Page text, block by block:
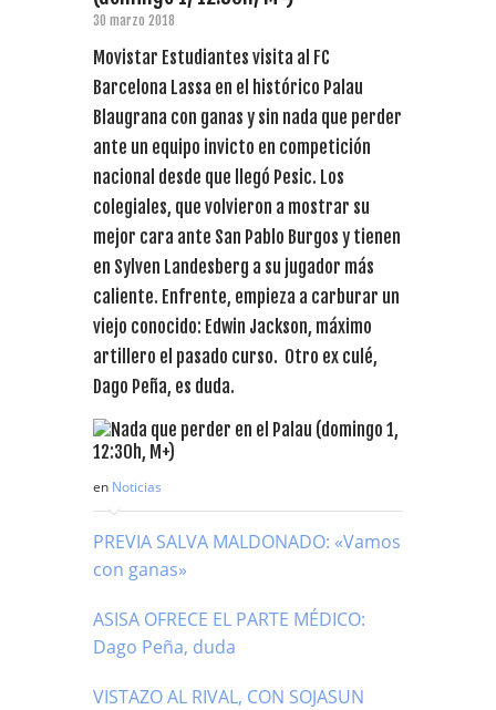
30 marzo 2018
Movistar Estudiantes visita al FC
Barcelona Lassa en el histórico Palau
Blaugrana con ganas y sin nada que perder
ante un equipo invicto en competición
nacional desde que llegó Pesic. Los
colegiales, que volvieron a mostrar su
mejor cara ante San Pablo Burgos y tienen
en Sylven Landesberg a su jugador más
caliente. Enfrente, empieza a carburar un
viejo conocido: Edwin Jackson, máximo
artillero el pasado curso. Otro ex culé,
Dago Peña, es duda.
en Noticias
PREVIA SALVA MALDONADO: «Vamos
con ganas»
ASISA OFRECE EL PARTE MÉDICO:
Dago Peña, duda
VISTAZO AL RIVAL, CON SOJASUN